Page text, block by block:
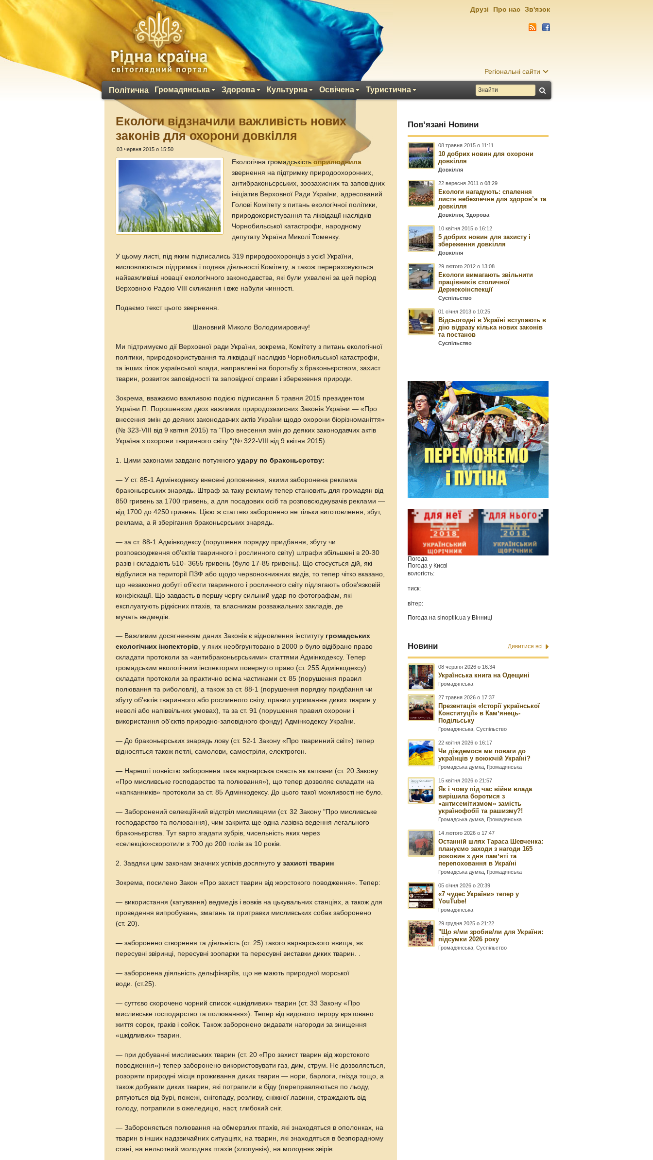
Регіональні сайти
Політична Громадянська Здорова Культурна Освічена Туристична
Друзі Про нас Зв'язок
Екологи відзначили важливість нових
законів для охорони довкілля
03 червня 2015 о 15:50
Екологічна громадськістьоприлюднила
звернення на підтримку природоохоронних,
антибраконьєрських, зоозахисних та заповідних
ініціатив Верховної Ради України, адресований
Голові Комітету з питань екологічної політики,
природокористування та ліквідації наслідків
Чорнобильської катастрофи, народному
депутату України Миколі Томенку.
У цьому листі, під яким підписались 319 природоохоронців з усієї України,
висловлюється підтримка і подяка діяльності Комітету, а також перераховуються
найважливіші новації екологічного законодавства, які були ухвалені за цей період
Верховною Радою VIII скликання і вже набули чинності.
Подаємо текст цього звернення.
Шановний Миколо Володимировичу!
Ми підтримуємо дії Верховної ради України, зокрема, Комітету з питань екологічної
політики, природокористування та ліквідації наслідків Чорнобильської катастрофи,
та інших гілок української влади, направлені на боротьбу з браконьєрством, захист
тварин, розвиток заповідності та заповідної справи і збереження природи.
Зокрема, вважаємо важливою подією підписання 5 травня 2015 президентом
України П. Порошенком двох важливих природозахисних Законів України — «Про
внесення змін до деяких законодавчих актів України щодо охорони біорізноманіття»
(№ 323-VIII від 9 квітня 2015) та "Про внесення змін до деяких законодавчих актів
Україна з охорони тваринного світу "(№ 322-VIII від 9 квітня 2015).
1. Цими законами завдано потужногоудару по браконьєрству:
— У ст. 85-1 Адмінкодексу внесені доповнення, якими заборонена реклама
браконьєрських знарядь. Штраф за таку рекламу тепер становить для громадян від
850 гривень за 1700 гривень, а для посадових осіб та розповсюджувачів реклами —
від 1700 до 4250 гривень. Цією ж статтею заборонено не тільки виготовлення, збут,
реклама, а й зберігання браконьєрських знарядь.
— за ст. 88-1 Адмінкодексу (порушення порядку придбання, збуту чи
розповсюдження об’єктів тваринного і рослинного світу) штрафи збільшені в 20-30
разів і складають 510- 3655 гривень (було 17-85 гривень). Що стосується дій, які
відбулися на території ПЗФ або щодо червонокнижних видів, то тепер чітко вказано,
що незаконно добуті об'єкти тваринного і рослинного світу підлягають обов'язковій
конфіскації. Що завдасть в першу чергу сильний удар по фотографам, які
експлуатують рідкісних птахів, та власникам розважальних закладів, де
мучать ведмедів.
— Важливим досягненням даних Законів є відновлення інституту громадських
екологічних інспекторів, у яких необгрунтовано в 2000 р було відібрано право
складати протоколи за «антибраконьєрськими» статтями Адмінкодексу. Тепер
громадським екологічним інспекторам повернуто право (ст. 255 Адмінкодексу)
складати протоколи за практично всіма частинами ст. 85 (порушення правил
полювання та риболовлі), а також за ст. 88-1 (порушення порядку придбання чи
збуту об'єктів тваринного або рослинного світу, правил утримання диких тварин у
неволі або напіввільних умовах), та за ст. 91 (порушення правил охорони і
використання об'єктів природно-заповідного фонду) Адмінкодексу України.
— До браконьєрських знарядь лову (ст. 52-1 Закону «Про тваринний світ») тепер
відносяться також петлі, самолови, самостріли, електрогон.
— Нарешті повністю заборонена така варварська снасть як капкани (ст. 20 Закону
«Про мисливське господарство та полювання»), що тепер дозволяє складати на
«капканників» протоколи за ст. 85 Адмінкодексу. До цього такої можливості не було.
— Заборонений селекційний відстріл мисливцями (ст. 32 Закону "Про мисливське
господарство та полювання), чим закрита ще одна лазівка ведення легального
браконьєрства. Тут варто згадати зубрів, чисельність яких через
«селекцію»скоротили з 700 до 200 голів за 10 років.
2. Завдяки цим законам значних успіхів досягнутоу захисті тварин
Зокрема, посилено Закон «Про захист тварин від жорстокого поводження». Тепер:
— використання (катування) ведмедів і вовків на цькувальних станціях, а також для
проведення випробувань, змагань та притравки мисливських собак заборонено
(ст. 20).
— заборонено створення та діяльність (ст. 25) такого варварського явища, як
пересувні звіринці, пересувні зоопарки та пересувні виставки диких тварин. .
— заборонена діяльність дельфінаріїв, що не мають природної морської
води. (ст.25).
— суттєво скорочено чорний список «шкідливих» тварин (ст. 33 Закону «Про
мисливське господарство та полювання»). Тепер від видового терору врятовано
життя сорок, граків і сойок. Також заборонено видавати нагороди за знищення
«шкідливих» тварин.
— при добуванні мисливських тварин (ст. 20 «Про захист тварин від жорстокого
поводження») тепер заборонено використовувати газ, дим, струм. Не дозволяється,
розоряти природні місця проживання диких тварин — нори, барлоги, гнізда тощо, а
також добувати диких тварин, які потрапили в біду (переправляються по льоду,
рятуються від бурі, пожежі, снігопаду, розливу, сніжної лавини, страждають від
голоду, потрапили в ожеледицю, наст, глибокий сніг.
— Забороняється полювання на обмерзлих птахів, які знаходяться в ополонках, на
тварин в інших надзвичайних ситуаціях, на тварин, які знаходяться в безпорадному
стані, на нельотний молодняк птахів (хлопунків), на молодняк звірів.
Пов’язані Новини
08 травня 2015 о 11:11
10 добрих новин для охорони
довкілля
Довкілля
22 вересня 2011 о 08:29
Екологи нагадують: спалення
листя небезпечне для здоров’я та
довкілля
Довкілля ,Здорова
10 квітня 2015 о 16:12
5 добрих новин для захисту і
збереження довкілля
Довкілля
29 лютого 2012 о 13:08
Екологи вимагають звільнити
працівників столичної
Держекоінспекції
Суспільство
01 січня 2013 о 10:25
Відсьогодні в Україні вступають в
дію відразу кілька нових законів
та постанов
Суспільство
Погода
Погода у Києві
вологість:
тиск:
вітер:
Погода наsinoptik.ua у Вінниці
Новини Дивитися всі
08 червня 2026 о 16:34
Українська книга на Одещині
Громадянська
27 травня 2026 о 17:37
Презентація «Історії української
Конституції» в Камʼянець-
Подільську
Громадянська ,Суспільство
22 квітня 2026 о 16:17
Чи діждемося ми поваги до
українців у воюючій Україні?
Громадська думка Громадянська
15 квітня 2026 о 21:57
Як і чому під час війни влада
вирішила боротися з
«антисемітизмом» замість
українофобії та рашизму?!
Громадська думка Громадянська
14 лютого 2026 о 17:47
Останній шлях Тараса Шевченка:
плануємо заходи з нагоди 165
роковин з дня памʼяті та
перепоховання в Україні
Громадська думка Громадянська
05 січня 2026 о 20:39
«7 чудес України» тепер у
YouTube!
Громадянська
29 грудня 2025 о 21:22
"Що я/ми зробив/ли для України:
підсумки 2026 року
Громадянська ,Суспільство